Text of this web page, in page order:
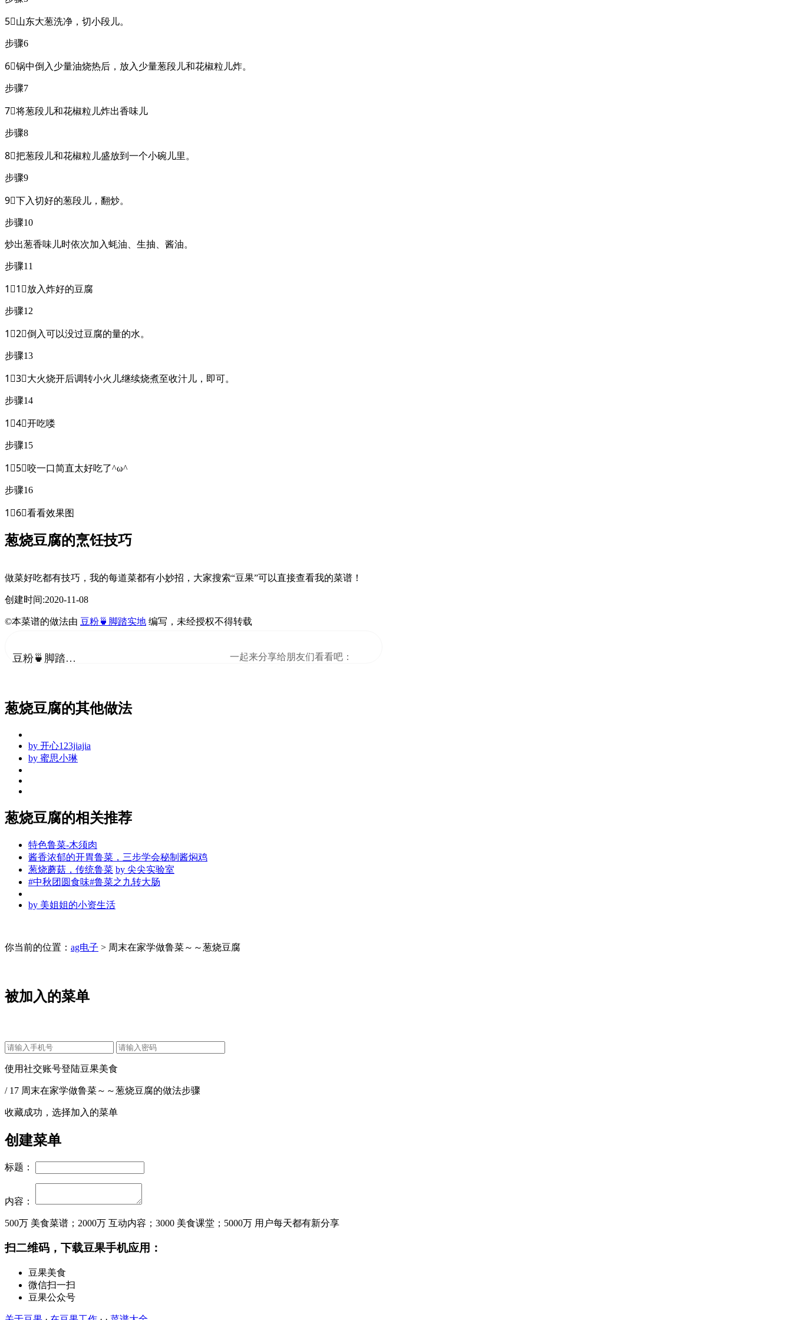
5⃣山东大葱洗净，切小段儿。
步骤6
6⃣锅中倒入少量油烧热后，放入少量葱段儿和花椒粒儿炸。
步骤7
7⃣将葱段儿和花椒粒儿炸出香味儿
步骤8
8⃣把葱段儿和花椒粒儿盛放到一个小碗儿里。
步骤9
9⃣下入切好的葱段儿，翻炒。
步骤10
炒出葱香味儿时依次加入蚝油、生抽、酱油。
步骤11
1⃣1⃣放入炸好的豆腐
步骤12
1⃣2⃣倒入可以没过豆腐的量的水。
步骤13
1⃣3⃣大火烧开后调转小火儿继续烧煮至收汁儿，即可。
步骤14
1⃣4⃣开吃喽
步骤15
1⃣5⃣咬一口简直太好吃了^ω^
步骤16
1⃣6⃣看看效果图
葱烧豆腐的烹饪技巧
做菜好吃都有技巧，我的每道菜都有小妙招，大家搜索“豆果”可以直接查看我的菜谱！
创建时间:2020-11-08
©本菜谱的做法由 豆粉🍵脚踏实地 编写，未经授权不得转载
豆粉🍵脚踏实地 一起来分享给朋友们看看吧：
葱烧豆腐的其他做法
by 开心123jiajia
by 蜜思小琳
葱烧豆腐的相关推荐
特色鲁菜-木须肉
酱香浓郁的开胃鲁菜，三步学会秘制酱焖鸡
葱烧蘑菇，传统鲁菜 by 尖尖实验室
#中秋团圆食味#鲁菜之九转大肠
by 美姐姐的小资生活
你当前的位置： ag电子 > 周末在家学做鲁菜～～葱烧豆腐
被加入的菜单
使用社交账号登陆豆果美食
/ 17 周末在家学做鲁菜～～葱烧豆腐的做法步骤
收藏成功，选择加入的菜单
创建菜单
标题：
内容：
500万 美食菜谱； 2000万 互动内容； 3000 美食课堂； 5000万 用户每天都有新分享
扫二维码，下载豆果手机应用：
豆果美食
微信扫一扫
豆果公众号